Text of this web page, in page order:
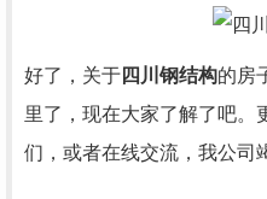
好了，关于四川钢结构的房
里了，现在大家了解了吧。
们，或者在线交流，我公司